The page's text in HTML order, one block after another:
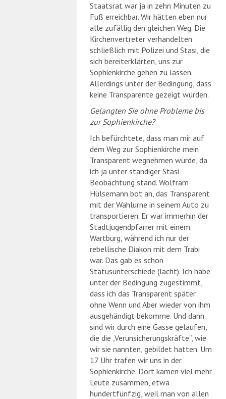
Staatsrat war ja in zehn Minuten zu
Fuß erreichbar. Wir hätten eben nur
alle zufällig den gleichen Weg. Die
Kirchenvertreter verhandelten
schließlich mit Polizei und Stasi, die
sich bereiterklärten, uns zur
Sophienkirche gehen zu lassen.
Allerdings unter der Bedingung, dass
keine Transparente gezeigt würden.
Gelangten Sie ohne Probleme bis
zur Sophienkirche?
Ich befürchtete, dass man mir auf
dem Weg zur Sophienkirche mein
Transparent wegnehmen würde, da
ich ja unter ständiger Stasi-
Beobachtung stand. Wolfram
Hülsemann bot an, das Transparent
mit der Wahlurne in seinem Auto zu
transportieren. Er war immerhin der
Stadtjugendpfarrer mit einem
Wartburg, während ich nur der
rebellische Diakon mit dem Trabi
war. Das gab es schon
Statusunterschiede (lacht). Ich habe
unter der Bedingung zugestimmt,
dass ich das Transparent später
ohne Wenn und Aber wieder von ihm
ausgehändigt bekomme. Und dann
sind wir durch eine Gasse gelaufen,
die die „Verunsicherungskräfte“, wie
wir sie nannten, gebildet hatten. Um
17 Uhr trafen wir uns in der
Sophienkirche. Dort kamen viel mehr
Leute zusammen, etwa
hundertfünfzig, weil man von allen